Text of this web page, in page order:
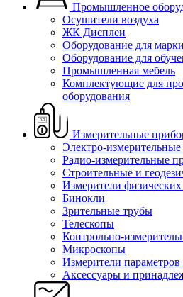
Промышленное
Осушители воздуха
ЖК Дисплеи
Оборудование для
Оборудование для
Промышленная мебель
Комплектующие для
оборудования
Измерительные
Электро-
Радио-измерительные
Строительные и
Измерители
Бинокли
Зрительные трубы
Телескопы
Контрольно-
Микроскопы
Измерители
Аксессуары и